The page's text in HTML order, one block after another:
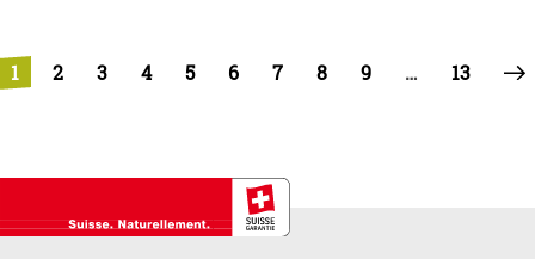
1 2 3 4 5 6 7 8 9 … 13